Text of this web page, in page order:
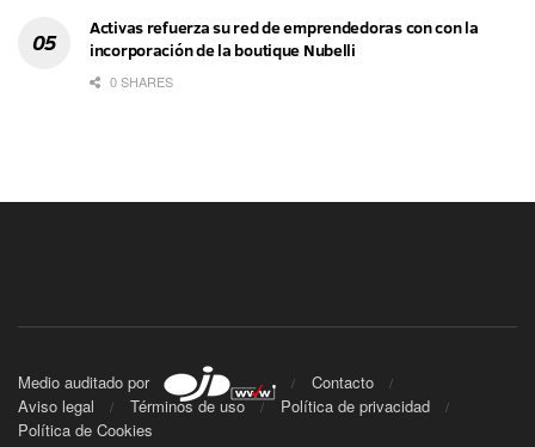
Activas refuerza su red de emprendedoras con con la
incorporación de la boutique Nubelli
0 SHARES
Medio auditado por
Contacto
Aviso legal
Términos de uso
Política de privacidad
Política de Cookies